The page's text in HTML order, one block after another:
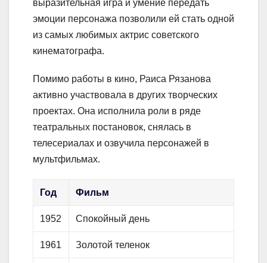
выразительная игра и умение передать
эмоции персонажа позволили ей стать одной
из самых любимых актрис советского
кинематографа.
Помимо работы в кино, Раиса Рязанова
активно участвовала в других творческих
проектах. Она исполнила роли в ряде
театральных постановок, снялась в
телесериалах и озвучила персонажей в
мультфильмах.
Год Фильм
1952 Спокойный день
1961 Золотой теленок